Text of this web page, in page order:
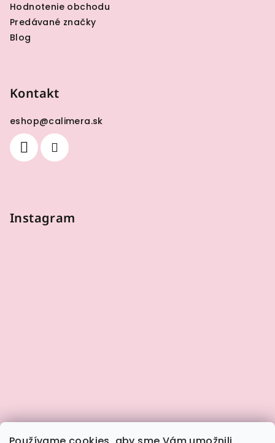
Hodnotenie obchodu
Predávané značky
Blog
Kontakt
eshop@calimera.sk
Instagram